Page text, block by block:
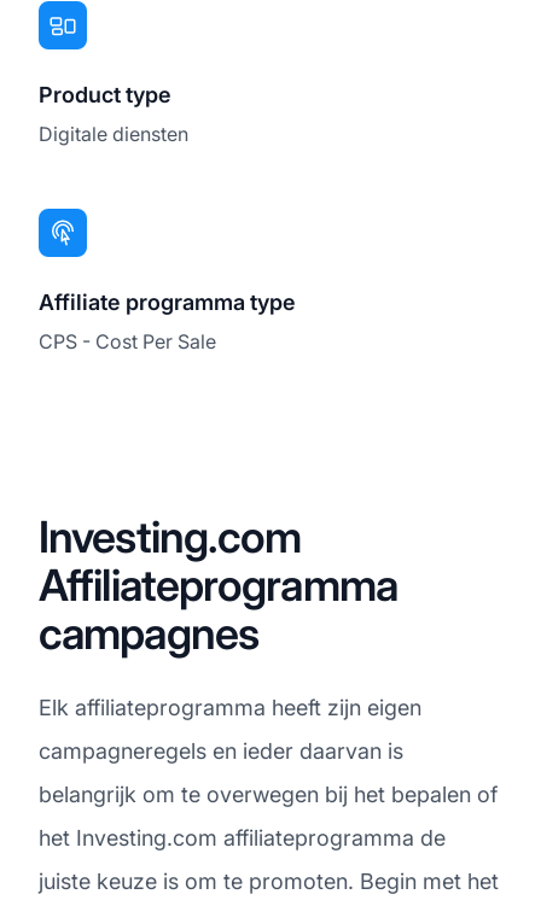
Product type
Digitale diensten
Affiliate programma type
CPS - Cost Per Sale
Investing.com
Affiliateprogramma
campagnes
Elk affiliateprogramma heeft zijn eigen
campagneregels en ieder daarvan is
belangrijk om te overwegen bij het bepalen of
het Investing.com affiliateprogramma de
juiste keuze is om te promoten. Begin met het